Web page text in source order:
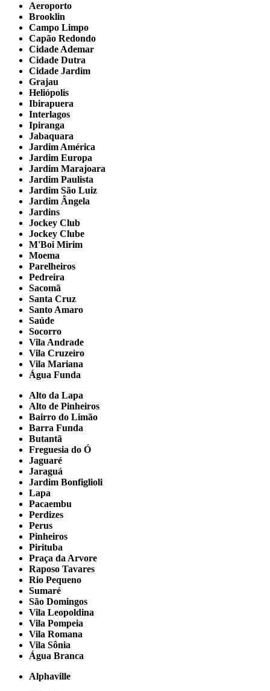
Aeroporto
Brooklin
Campo Limpo
Capão Redondo
Cidade Ademar
Cidade Dutra
Cidade Jardim
Grajau
Heliópolis
Ibirapuera
Interlagos
Ipiranga
Jabaquara
Jardim América
Jardim Europa
Jardim Marajoara
Jardim Paulista
Jardim São Luiz
Jardim Ângela
Jardins
Jockey Club
Jockey Clube
M'Boi Mirim
Moema
Parelheiros
Pedreira
Sacomã
Santa Cruz
Santo Amaro
Saúde
Socorro
Vila Andrade
Vila Cruzeiro
Vila Mariana
Água Funda
Alto da Lapa
Alto de Pinheiros
Bairro do Limão
Barra Funda
Butantã
Freguesia do Ó
Jaguaré
Jaraguá
Jardim Bonfiglioli
Lapa
Pacaembu
Perdizes
Perus
Pinheiros
Pirituba
Praça da Arvore
Raposo Tavares
Rio Pequeno
Sumaré
São Domingos
Vila Leopoldina
Vila Pompeia
Vila Romana
Vila Sônia
Água Branca
Alphaville